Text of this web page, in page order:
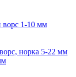
ворс 1-10 мм
норка 5-22 мм